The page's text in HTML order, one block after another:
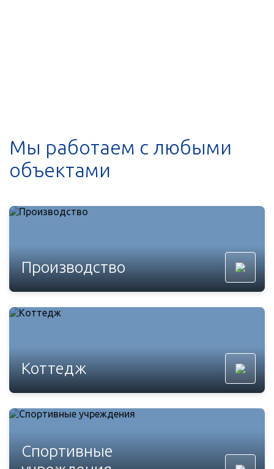
Мы работаем с любыми
объектами
Производство
Коттедж
Спортивные